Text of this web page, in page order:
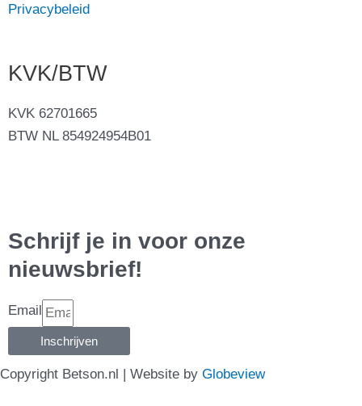
Privacybeleid
KVK/BTW
KVK 62701665
BTW NL 854924954B01
Schrijf je in voor onze
nieuwsbrief!
Email
Inschrijven
Copyright Betson.nl | Website by Globeview